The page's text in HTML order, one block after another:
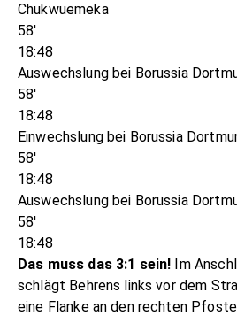
Chukwuemeka
58'
18:48
Auswechslung bei Borussia
58'
18:48
Einwechslung bei Borussia
58'
18:48
Auswechslung bei Borussia
58'
18:48
Das muss das 3:1 sein! Im
schlägt Behrens links vor dem
eine Flanke an den rechten